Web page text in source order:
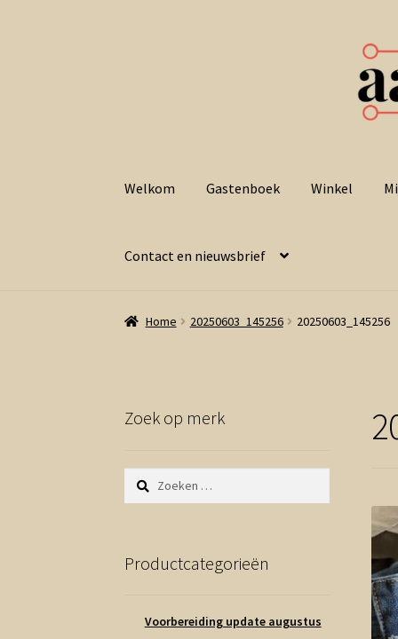
door
naar
Welkom Gastenboek Winkel
Contact en nieuwsbrief
Home 20250603_145256 20250603_145256
Zoek op merk
Zoeken
naar:
Productcategorieën
Voorbereiding update augustus